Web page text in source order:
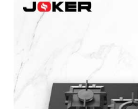
Bouilloire électrique – SK-8013
Bouilloire en verres – SK-7338
Bouilloire sans cordon – SK 2373
Bouilloire sans cordon – SK